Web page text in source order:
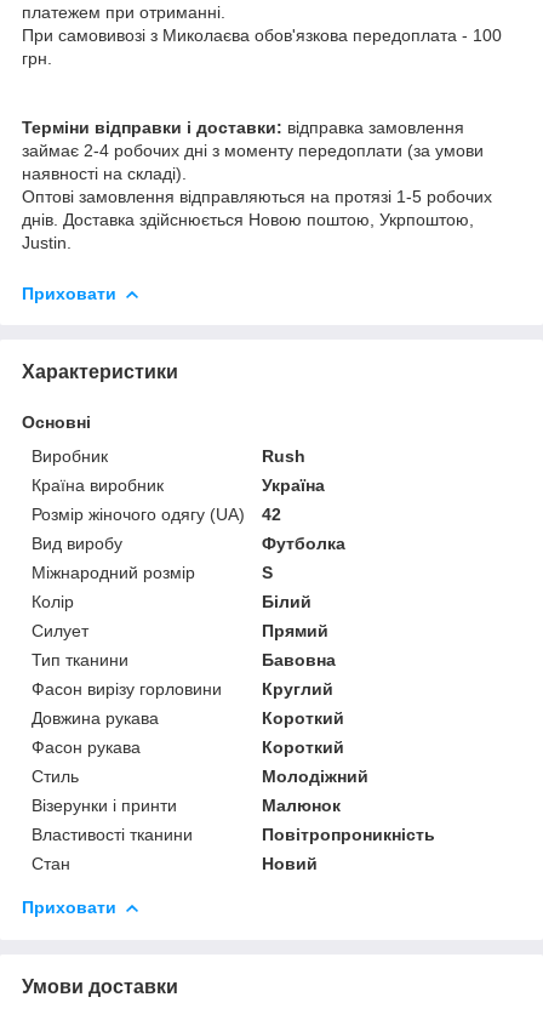
платежем при отриманні.
При самовивозі з Миколаєва обов'язкова передоплата - 100
грн.
Терміни відправки і доставки: відправка замовлення
займає 2-4 робочих дні з моменту передоплати (за умови
наявності на складі).
Оптові замовлення відправляються на протязі 1-5 робочих
днів. Доставка здійснюється Новою поштою, Укрпоштою,
Justin.
Приховати
Характеристики
Основні
Виробник
Rush
Країна виробник
Україна
Розмір жіночого одягу (UA)
42
Вид виробу
Футболка
Міжнародний розмір
S
Колір
Білий
Силует
Прямий
Тип тканини
Бавовна
Фасон вирізу горловини
Круглий
Довжина рукава
Короткий
Фасон рукава
Короткий
Стиль
Молодіжний
Візерунки і принти
Малюнок
Властивості тканини
Повітропроникність
Стан
Новий
Приховати
Умови доставки